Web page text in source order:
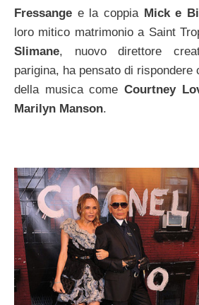
Fressange e la coppia Mick e
loro mitico matrimonio a Saint
Slimane, nuovo direttore
parigina, ha pensato di rispondere
della musica comeCourtney
Marilyn Manson.